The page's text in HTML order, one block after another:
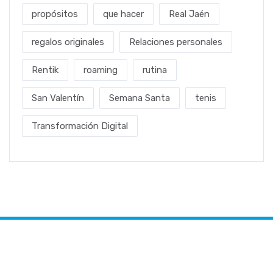
propósitos que hacer Real Jaén
regalos originales Relaciones personales
Rentik roaming rutina
San Valentín Semana Santa tenis
Transformación Digital